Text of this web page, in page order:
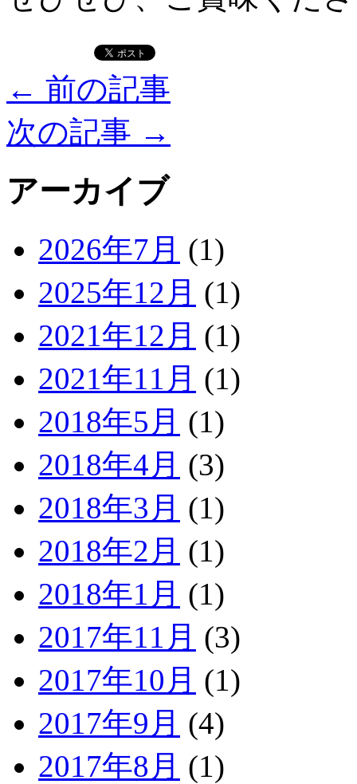
← 前の記事
次の記事 →
アーカイブ
2026年7月 (1)
2025年12月 (1)
2021年12月 (1)
2021年11月 (1)
2018年5月 (1)
2018年4月 (3)
2018年3月 (1)
2018年2月 (1)
2018年1月 (1)
2017年11月 (3)
2017年10月 (1)
2017年9月 (4)
2017年8月 (1)